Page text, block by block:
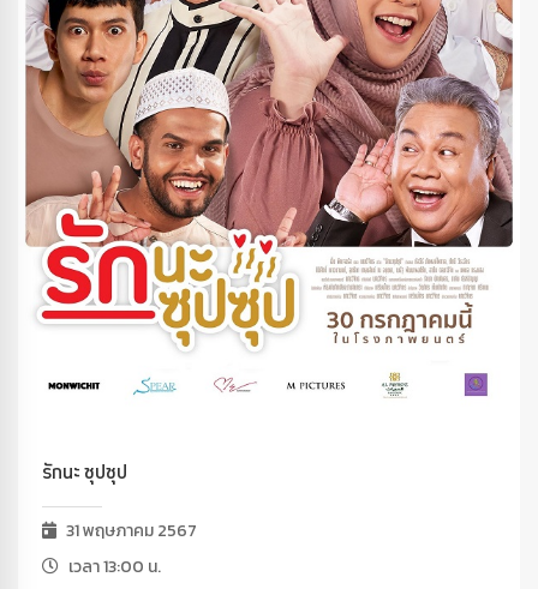
รักนะ ซุปซุป
31 พฤษภาคม 2567
เวลา 13:00 น.